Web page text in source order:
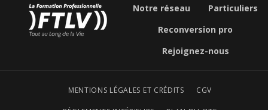
Notre réseau
Particuliers
Reconversion pro
Rejoignez-nous
MENTIONS LÉGALES ET CRÉDITS CGV